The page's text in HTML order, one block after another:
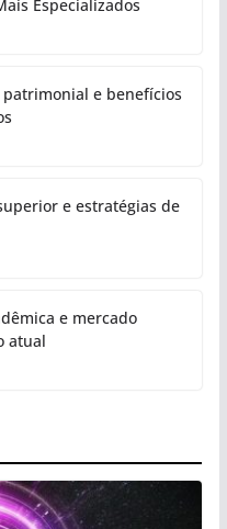
Especializados
patrimonial e benefícios
e estratégias de
e mercado
atual